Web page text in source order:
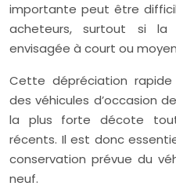
importante peut être
acheteurs, surtout si
envisagée à court ou
Cette dépréciation
des véhicules d’occasion
la plus forte décote
récents. Il est donc
conservation prévue du
neuf.